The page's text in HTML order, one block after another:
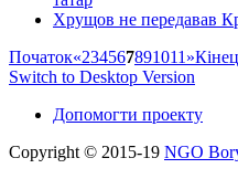
Хрущов не передавав
Початок«234567891011 »
Switch to Desktop Version
Допомогти проекту
Copyright © 2015-19 NGO